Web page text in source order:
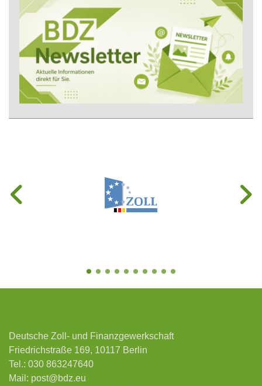
Deutsche Zoll- und Finanzgewerkschaft
Friedrichstraße 169, 10117 Berlin
Tel.: 030 863247640
Mail: post@bdz.eu